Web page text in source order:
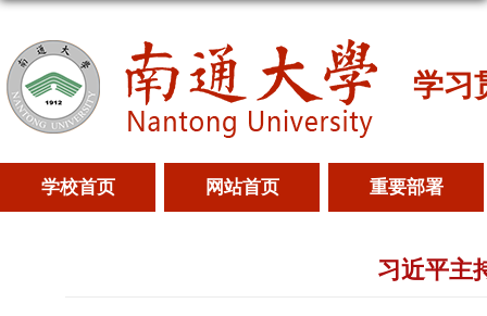
学习
学校首页 网站首页 重要部署
习近平主